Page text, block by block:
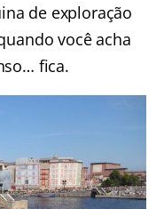
de exploração
você acha
fica.